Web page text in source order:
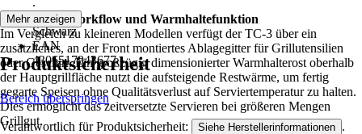
Farbton
Schwarz
EAN
4306517943677
Erweiterter Workflow und Warmhaltefunktion
Im Vergleich zu kleineren Modellen verfügt der TC-3 über ein
zusätzliches, an der Front montiertes Ablagegitter für Grillutensilien
oder Geschirr. Ein großzügig dimensionierter Warmhalterost oberhalb
der Hauptgrillfläche nutzt die aufsteigende Restwärme, um fertig
gegarte Speisen ohne Qualitätsverlust auf Serviertemperatur zu halten.
Dies ermöglicht das zeitversetzte Servieren bei größeren Mengen
Grillgut.
Mehr anzeigen
Produktsicherheit
Bereich überspringen
Verantwortlich für Produktsicherheit: Siehe Herstellerinformationen .